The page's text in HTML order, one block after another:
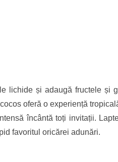
lichide și adaugă fructele și
oferă o experiență
încântă toți invitații.
favoritul oricărei adunări.